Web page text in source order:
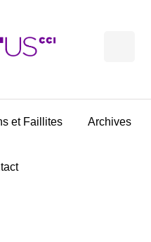
et Faillites Archives